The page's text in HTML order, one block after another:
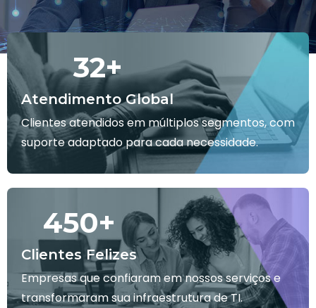
Atendimento Global
32+
Clientes atendidos em múltiplos segmentos, com
suporte adaptado para cada necessidade.
Clientes Felizes
450+
Empresas que confiaram em nossos serviços e
transformaram sua infraestrutura de TI.